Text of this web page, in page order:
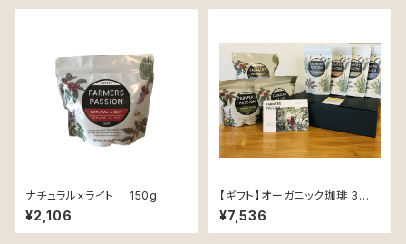
ナチュラル×ライト 150g
¥2,106
【ギフト】オーガニック珈琲 3種 (
各100g ) 飲み比べとハーブテ
ィー4種飲み比べのギフトセット
( オリジナルポストカード付き )
¥7,536